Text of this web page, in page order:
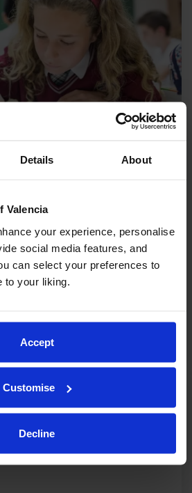
Details About
Valencia
your experience, personalise
social media features, and
can select your preferences to
your liking.
Accept
Customise
Decline
la Vuelta al Cole
y demás actividades
toca volver al colegio, pero,
pequeños? Debemos de
para ellos volver al colegio